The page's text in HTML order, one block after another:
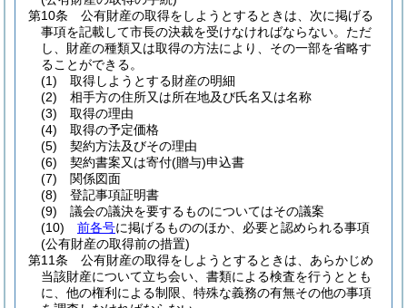
第10条
公有財産の取得をしようとするときは、次に掲げる
事項を記載して市長の決裁を受けなければならない。 ただ
し、財産の種類又は取得の方法により、その一部を省略す
ることができる。
(1)
取得しようとする財産の明細
(2)
相手方の住所又は所在地及び氏名又は名称
(3)
取得の理由
(4)
取得の予定価格
(5)
契約方法及びその理由
(6)
契約書案又は寄付(贈与)申込書
(7)
関係図面
(8)
登記事項証明書
(9)
議会の議決を要するものについてはその議案
(10)
前各号に掲げるもののほか、必要と認められる事項
(公有財産の取得前の措置)
第11条
公有財産の取得をしようとするときは、あらかじめ
当該財産について立ち会い、書類による検査を行うととも
に、他の権利による制限、特殊な義務の有無その他の事項